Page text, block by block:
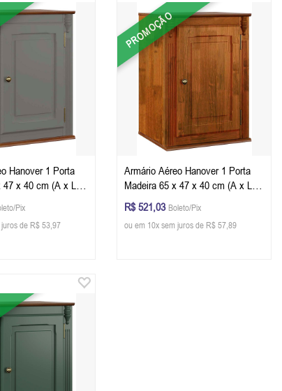
Hanover 1 Porta
x 40 cm (A x L x
Escuro - Imbuia
Pix
de R$ 53,97
PROMOÇÃO
Armário Aéreo Hanover 1 Porta
Madeira 65 x 47 x 40 cm (A x L x
P) - Cor Imbuia Glazer
R$ 521,03 Boleto/Pix
ou em 10x sem juros de R$ 57,89